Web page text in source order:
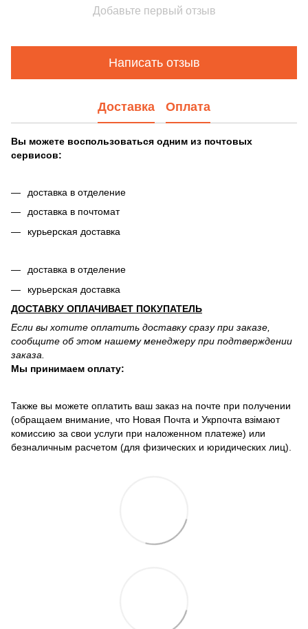
Добавьте первый отзыв
Написать отзыв
Доставка Оплата
Вы можете воспользоваться одним из почтовых
сервисов:
доставка в отделение
доставка в почтомат
курьерская доставка
доставка в отделение
курьерская доставка
ДОСТАВКУ ОПЛАЧИВАЕТ ПОКУПАТЕЛЬ
Если вы хотите оплатить доставку сразу при заказе,
сообщите об этом нашему менеджеру при подтверждении
заказа.
Мы принимаем оплату:
Также вы можете оплатить ваш заказ на почте при получении
(обращаем внимание, что Новая Почта и Укрпочта взімают
комиссию за свои услуги при наложенном платеже) или
безналичным расчетом (для физических и юридических лиц).